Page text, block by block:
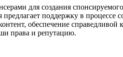
для создания
поддержку в процессе
обеспечение
права и репутацию.